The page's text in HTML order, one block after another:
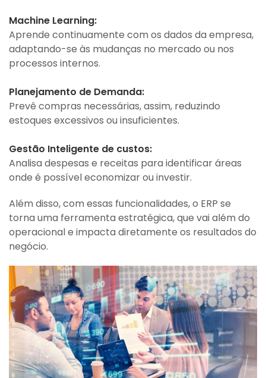
Machine Learning:
Aprende continuamente com os dados da empresa,
adaptando-se às mudanças no mercado ou nos
processos internos.
Planejamento de Demanda:
Prevê compras necessárias, assim, reduzindo
estoques excessivos ou insuficientes.
Gestão Inteligente de custos:
Analisa despesas e receitas para identificar áreas
onde é possível economizar ou investir.
Além disso, com essas funcionalidades, o ERP se
torna uma ferramenta estratégica, que vai além do
operacional e impacta diretamente os resultados do
negócio.